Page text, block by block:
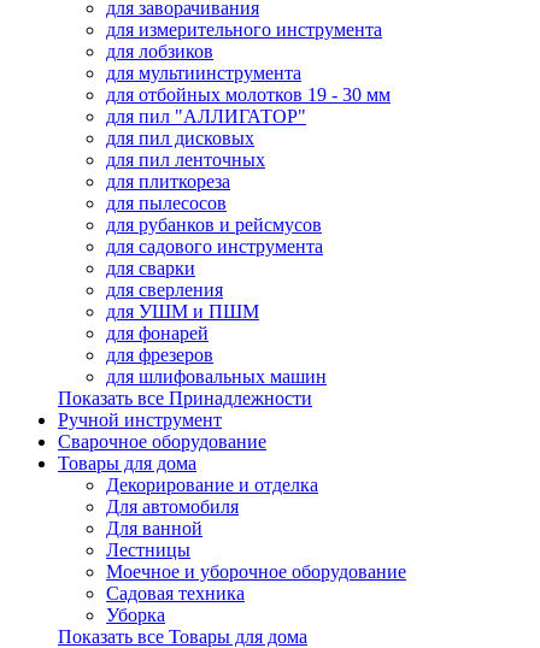
для заворачивания
для измерительного инструмента
для лобзиков
для мультиинструмента
для отбойных молотков 19 - 30 мм
для пил "АЛЛИГАТОР"
для пил дисковых
для пил ленточных
для плиткореза
для пылесосов
для рубанков и рейсмусов
для садового инструмента
для сварки
для сверления
для УШМ и ПШМ
для фонарей
для фрезеров
для шлифовальных машин
Показать все Принадлежности
Ручной инструмент
Сварочное оборудование
Товары для дома
Декорирование и отделка
Для автомобиля
Для ванной
Лестницы
Моечное и уборочное оборудование
Садовая техника
Уборка
Показать все Товары для дома